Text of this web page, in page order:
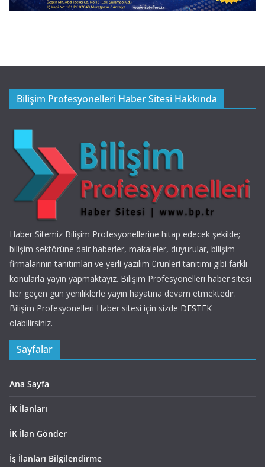
Bilişim Profesyonelleri Haber Sitesi Hakkında
Haber Sitemiz Bilişim Profesyonellerine hitap edecek şekilde;
bilişim sektörüne dair haberler, makaleler, duyurular, bilişim
firmalarının tanıtımları ve yerli yazılım ürünleri tanıtımı gibi farklı
konularla yayın yapmaktayız. Bilişim Profesyonelleri haber sitesi
her geçen gün yeniliklerle yayın hayatına devam etmektedir.
Bilişim Profesyonelleri Haber sitesi için sizde DESTEK
olabilirsiniz.
Sayfalar
Ana Sayfa
İK İlanları
İK İlan Gönder
İş İlanları Bilgilendirme